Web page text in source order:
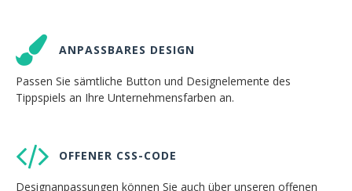
ANPASSBARES DESIGN
Passen Sie sämtliche Button und Designelemente des
Tippspiels an Ihre Unternehmensfarben an.
OFFENER CSS-CODE
Designanpassungen können Sie auch über unseren offenen